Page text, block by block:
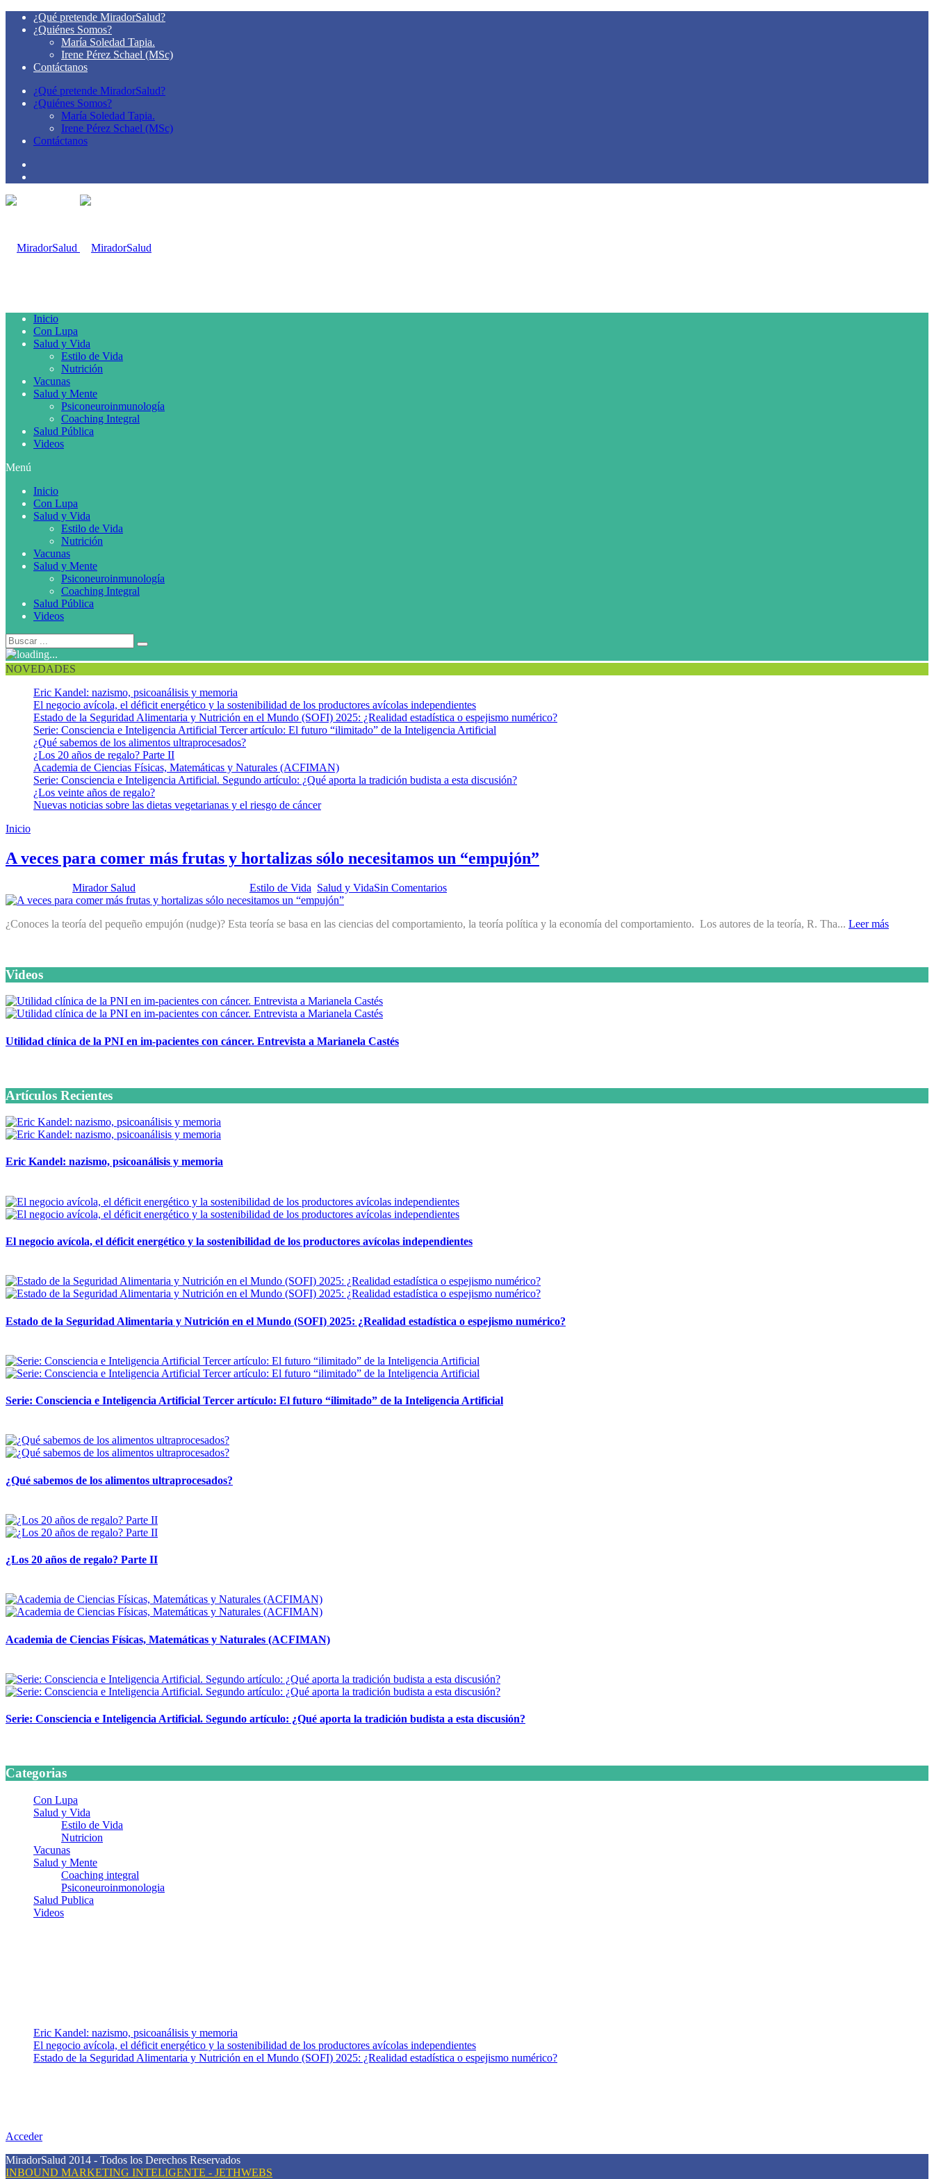
¿Qué pretende MiradorSalud?
¿Quiénes Somos?
María Soledad Tapia.
Irene Pérez Schael (MSc)
Contáctanos
¿Qué pretende MiradorSalud?
¿Quiénes Somos?
María Soledad Tapia.
Irene Pérez Schael (MSc)
Contáctanos
Inicio
Con Lupa
Salud y Vida
Estilo de Vida
Nutrición
Vacunas
Salud y Mente
Psiconeuroinmunología
Coaching Integral
Salud Pública
Videos
Menú
Inicio
Con Lupa
Salud y Vida
Estilo de Vida
Nutrición
Vacunas
Salud y Mente
Psiconeuroinmunología
Coaching Integral
Salud Pública
Videos
NOVEDADES
Eric Kandel: nazismo, psicoanálisis y memoria
El negocio avícola, el déficit energético y la sostenibilidad de los productores avícolas independientes
Estado de la Seguridad Alimentaria y Nutrición en el Mundo (SOFI) 2025: ¿Realidad estadística o espejismo numérico?
Serie: Consciencia e Inteligencia Artificial Tercer artículo: El futuro “ilimitado” de la Inteligencia Artificial
¿Qué sabemos de los alimentos ultraprocesados?
¿Los 20 años de regalo? Parte II
Academia de Ciencias Físicas, Matemáticas y Naturales (ACFIMAN)
Serie: Consciencia e Inteligencia Artificial. Segundo artículo: ¿Qué aporta la tradición budista a esta discusión?
¿Los veinte años de regalo?
Nuevas noticias sobre las dietas vegetarianas y el riesgo de cáncer
Inicio
A veces para comer más frutas y hortalizas sólo necesitamos un “empujón”
Mirador Salud Estilo de Vida Salud y VidaSin Comentarios
¿Conoces la teoría del pequeño empujón (nudge)? Esta teoría se basa en las ciencias del comportamiento, la teoría política y la economía del comportamiento. Los autores de la teoría, R. Tha... Leer más
Videos
Utilidad clínica de la PNI en im-pacientes con cáncer. Entrevista a Marianela Castés
Artículos Recientes
Eric Kandel: nazismo, psicoanálisis y memoria
El negocio avícola, el déficit energético y la sostenibilidad de los productores avícolas independientes
Estado de la Seguridad Alimentaria y Nutrición en el Mundo (SOFI) 2025: ¿Realidad estadística o espejismo numérico?
Serie: Consciencia e Inteligencia Artificial Tercer artículo: El futuro “ilimitado” de la Inteligencia Artificial
¿Qué sabemos de los alimentos ultraprocesados?
¿Los 20 años de regalo? Parte II
Academia de Ciencias Físicas, Matemáticas y Naturales (ACFIMAN)
Serie: Consciencia e Inteligencia Artificial. Segundo artículo: ¿Qué aporta la tradición budista a esta discusión?
Categorias
Con Lupa
Salud y Vida
Estilo de Vida
Nutricion
Vacunas
Salud y Mente
Coaching integral
Psiconeuroinmonologia
Salud Publica
Videos
Eric Kandel: nazismo, psicoanálisis y memoria
El negocio avícola, el déficit energético y la sostenibilidad de los productores avícolas independientes
Estado de la Seguridad Alimentaria y Nutrición en el Mundo (SOFI) 2025: ¿Realidad estadística o espejismo numérico?
Acceder
MiradorSalud 2014 - Todos los Derechos Reservados
INBOUND MARKETING INTELIGENTE - JETHWEBS